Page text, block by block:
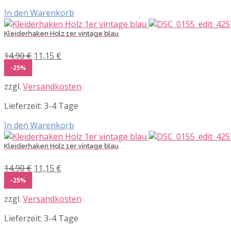
In den Warenkorb
Kleiderhaken Holz 1er vintage blau
14,90€ Ursprünglicher
14,90 €
11,15 €
11,15 €.
-25%
zzgl. Versandkosten
Lieferzeit: 3-4 Tage
In den Warenkorb
Kleiderhaken Holz 1er vintage blau
14,90€ Ursprünglicher
14,90 €
11,15 €
11,15 €.
-25%
zzgl. Versandkosten
Lieferzeit: 3-4 Tage